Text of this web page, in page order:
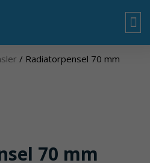
/ Radiatorpensel 70 mm
70 mm